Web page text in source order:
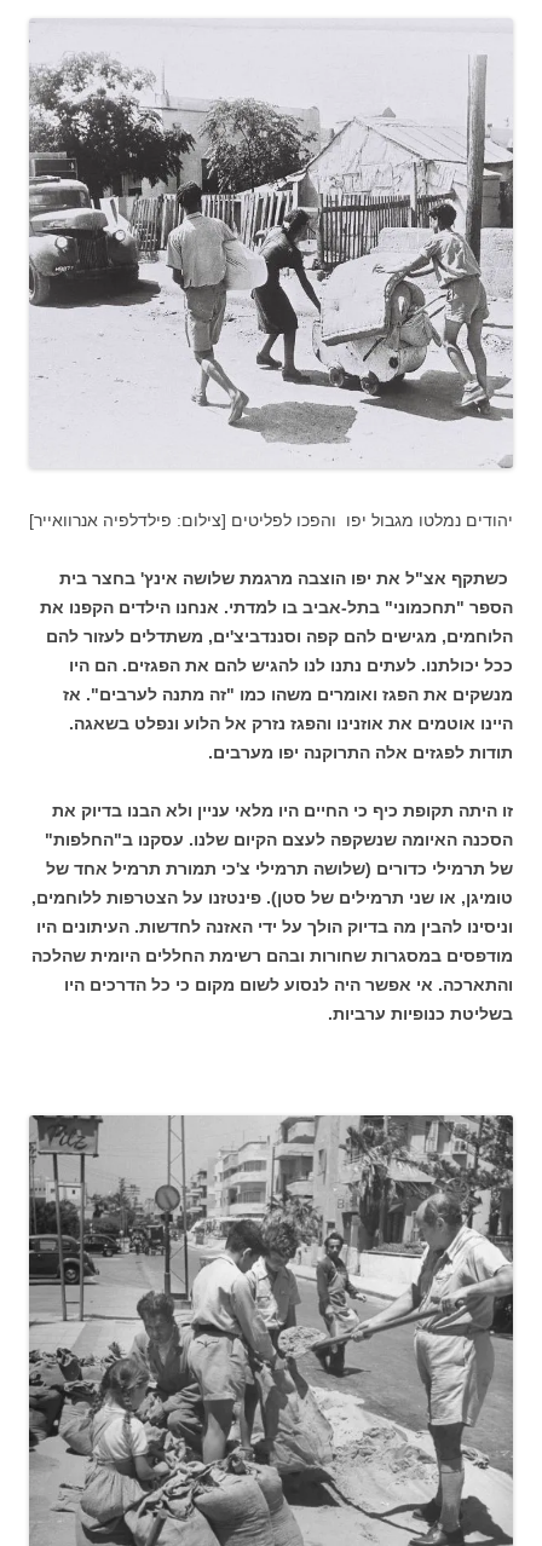
יהודים נמלטו מגבול יפו והפכו לפליטים [צילום: פילדלפיה אנרוואייר]
כשתקף אצ"ל את יפו הוצבה מרגמת שלושה אינץ' בחצר בית
הספר "תחכמוני" בתל-אביב בו למדתי. אנחנו הילדים הקפנו את
הלוחמים, מגישים להם קפה וסננדביצ'ים, משתדלים לעזור להם
ככל יכולתנו. לעתים נתנו לנו להגיש להם את הפגזים. הם היו
מנשקים את הפגז ואומרים משהו כמו "זה מתנה לערבים". אז
היינו אוטמים את אוזנינו והפגז נזרק אל הלוע ונפלט בשאגה.
תודות לפגזים אלה התרוקנה יפו מערבים.
זו היתה תקופת כיף כי החיים היו מלאי עניין ולא הבנו בדיוק את
הסכנה האיומה שנשקפה לעצם הקיום שלנו. עסקנו ב"החלפות"
של תרמילי כדורים (שלושה תרמילי צ'כי תמורת תרמיל אחד של
טומיגן, או שני תרמילים של סטן). פינטזנו על הצטרפות ללוחמים,
וניסינו להבין מה בדיוק הולך על ידי האזנה לחדשות. העיתונים היו
מודפסים במסגרות שחורות ובהם רשימת החללים היומית שהלכה
והתארכה. אי אפשר היה לנסוע לשום מקום כי כל הדרכים היו
בשליטת כנופיות ערביות.